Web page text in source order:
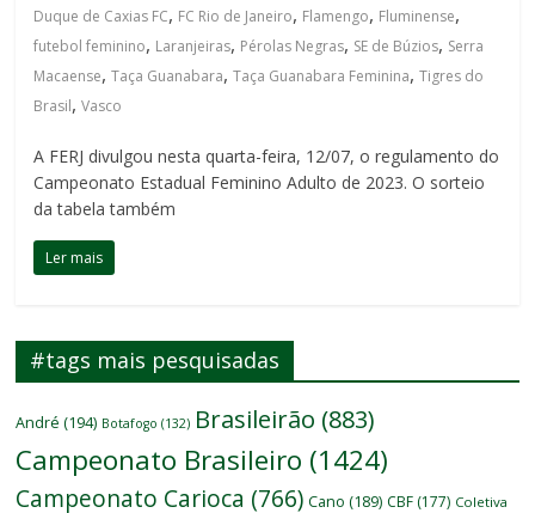
Duque de Caxias FC, FC Rio de Janeiro, Flamengo, Fluminense,
futebol feminino, Laranjeiras, Pérolas Negras, SE de Búzios, Serra
Macaense,Taça Guanabara,Taça Guanabara Feminina,Tigres do
Brasil,Vasco
A FERJ divulgou nesta quarta-feira, 12/07, o regulamento do
Campeonato Estadual Feminino Adulto de 2023. O sorteio
da tabela também
Ler mais
#tags mais pesquisadas
André (194) Botafogo (132) Brasileirão (883)
Campeonato Brasileiro (1424)
Campeonato Carioca (766) Cano (189) CBF (177) Coletiva